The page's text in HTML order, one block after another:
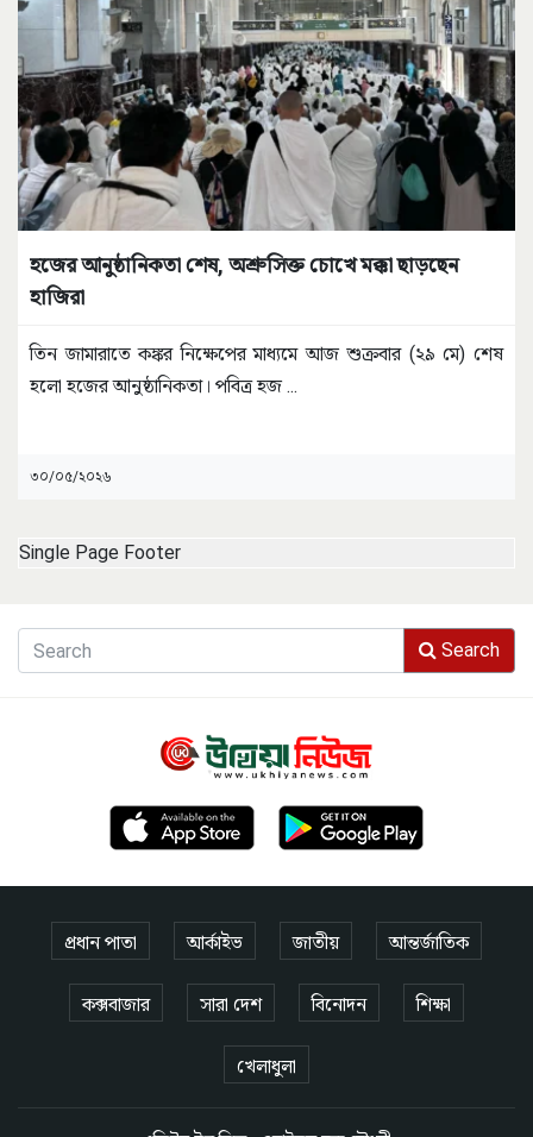
হজের আনুষ্ঠানিকতা শেষ, অশ্রুসিক্ত চোখে মক্কা ছাড়ছেন
হাজিরা
তিন জামারাতে কঙ্কর নিক্ষেপের মাধ্যমে আজ শুক্রবার (২৯ মে) শেষ
হলো হজের আনুষ্ঠানিকতা। পবিত্র হজ...
৩০/০৫/২০২৬
Single Page Footer
Search
প্রধান পাতা আর্কাইভ জাতীয় আন্তর্জাতিক
কক্সবাজার সারা দেশ বিনোদন শিক্ষা
খেলাধুলা